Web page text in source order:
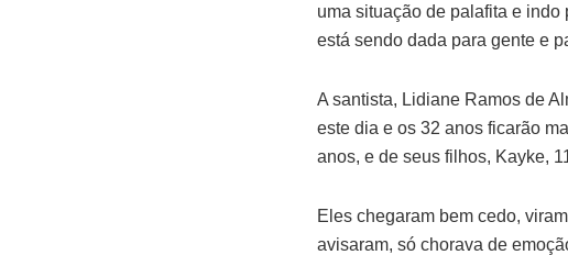
uma situação de palafita e
está sendo dada para gente e
A santista, Lidiane Ramos de
este dia e os 32 anos ficarão
anos, e de seus filhos, Kayke,
Eles chegaram bem cedo,
avisaram, só chorava de